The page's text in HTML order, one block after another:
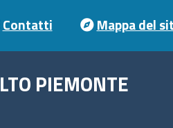
Contatti Mappa del
PIEMONTE